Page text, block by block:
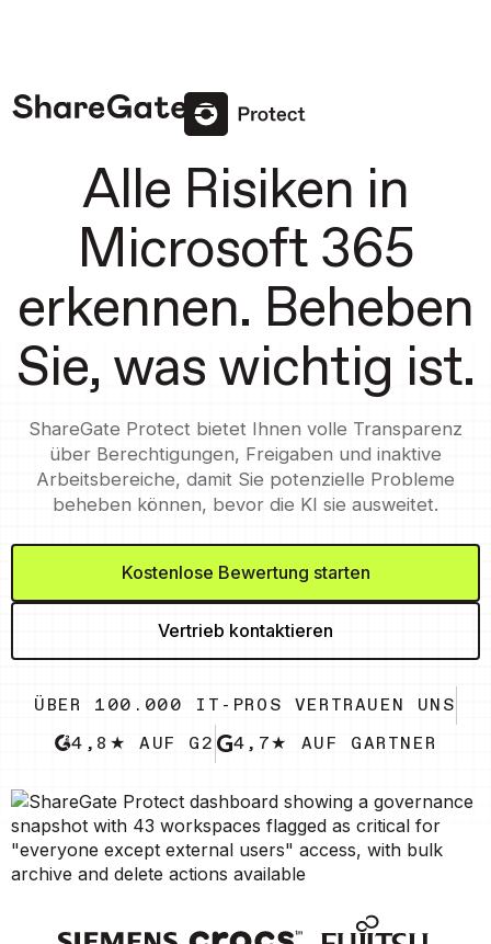
Alle Risiken in
Microsoft 365
erkennen. Beheben
Sie, was wichtig ist.
ShareGate Protect bietet Ihnen volle Transparenz
über Berechtigungen, Freigaben und inaktive
Arbeitsbereiche, damit Sie potenzielle Probleme
beheben können, bevor die KI sie ausweitet.
Kostenlose Bewertung starten
Vertrieb kontaktieren
ÜBER 100.000 IT-PROS VERTRAUEN UNS
4,8★ AUF G2
4,7★ AUF GARTNER